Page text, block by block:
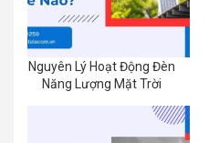
Nguyên Lý Hoạt Động Đèn
Năng Lượng Mặt Trời